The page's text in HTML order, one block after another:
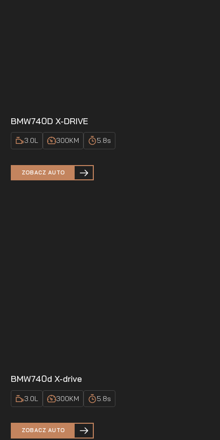
BMW740D X-DRIVE
3.0L 300KM 5.8s
ZOBACZ AUTO
BMW740d X-drive
3.0L 300KM 5.8s
ZOBACZ AUTO